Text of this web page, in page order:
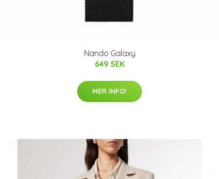
Nando Galaxy
649 SEK
MER INFO!